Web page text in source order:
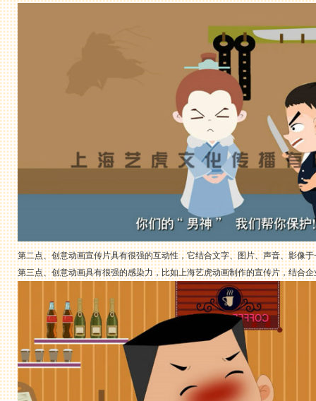
第二点、创意动画宣传片具有很强的互动性，它结合文字、图片、声音、影像
第三点、创意动画具有很强的感染力，比如上海艺虎动画制作的宣传片，结合